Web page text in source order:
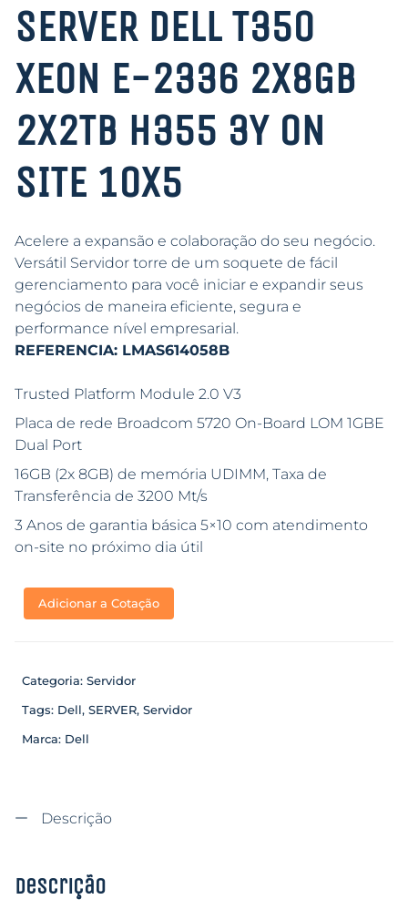
SERVER DELL T350
XEON E-2336 2X8GB
2X2TB H355 3Y ON
SITE 10X5
Acelere a expansão e colaboração do seu negócio.
Versátil Servidor torre de um soquete de fácil
gerenciamento para você iniciar e expandir seus
negócios de maneira eficiente, segura e
performance nível empresarial.
REFERENCIA: LMAS614058B
Trusted Platform Module 2.0 V3
Placa de rede Broadcom 5720 On-Board LOM 1GBE
Dual Port
16GB (2x 8GB) de memória UDIMM, Taxa de
Transferência de 3200 Mt/s
3 Anos de garantia básica 5×10 com atendimento
on-site no próximo dia útil
Adicionar a Cotação
Categoria: Servidor
Tags: Dell, SERVER, Servidor
Marca: Dell
Descrição
Descrição